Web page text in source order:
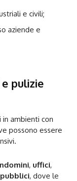
e civili;
aziende e
pulizie
ambienti con
possono essere
, uffici,
, dove le